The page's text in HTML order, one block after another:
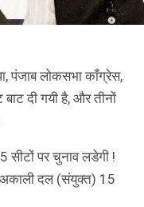
पंजाब लोकसभा कॉंग्रेस,
दी गयी है, और तीनों
सीटों पर चुनाव लडेगी !
अकाली दल (संयुक्त) 15